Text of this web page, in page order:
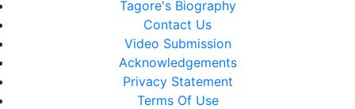
Tagore's Biography
Contact Us
Video Submission
Acknowledgements
Privacy Statement
Terms Of Use